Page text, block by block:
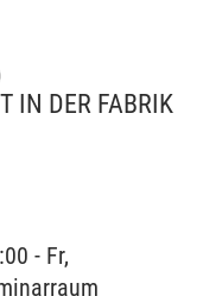
IN DER FABRIK
- Fr,